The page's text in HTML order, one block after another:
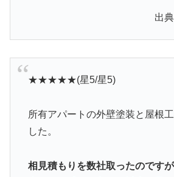
出
★★★★★(星5/星5)
所有アパートの外壁塗装と屋根
した。
相見積もりを数社取ったのですが